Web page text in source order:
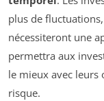
plus de
nécessiteront une
permettra aux
le mieux avec leurs
risque.